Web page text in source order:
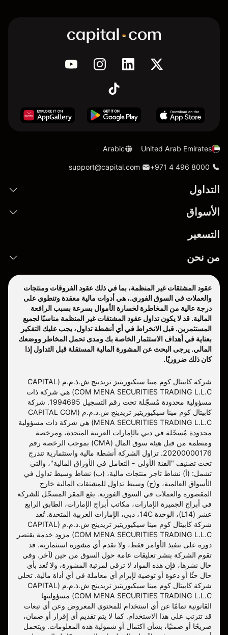
United Arab Emirates
Arabic
+971 4 496 8000
support@capital.com
التداول
الأسواق
التسعير
من نحن
عقود المشتقات غير المنظمة، بما في ذلك عقود الفروقات ومنتجات
والعملات في السوق الفوري.، هي أدوات مالية معقدة وتنطوي على
درجة عالية من المخاطرة لخسارة الأموال بسرعة بسبب الرافعة
المالية. قد لا يكون تداول عقود المشتقات غير المنظمة مناسبًا لجميع
المستثمرين. قبل الانخراط في أي أنشطة تداول، يجب عليك التفكير
بعناية في أهداف الاستثمار الخاصة بك ومدى تحمل المخاطر ووضعك
المالي. يرجى البحث عن المشورة المالية المستقلة قبل التداول إذا
كان ذلك ضروريًا.
شركة كابيتال كوم مينا سيكيوريتيز تريدينج ش.ذ.م.م (CAPITAL
COM MENA SECURITIES TRADING L.L.C) هي شركة ذات
مسؤولية محدودة مُسجّلة تحت رقم التسجيل 1994695. شركة
كابيتال كوم مينا سيكيوريتيز تريدينج ش.ذ.م.م (CAPITAL COM
MENA SECURITIES TRADING L.L.C) هي شركة ذات مسؤولية
محدودة مُسجّلة في دبي بالإمارات العربية المتحدة، ومرخصة
ومنظمة من قبل هيئة سوق المال (CMA) بموجب الرخصة رقم
20200000176. تزاول الشركة أنشطة مالية واستثمارية تندرج
تحت تصنيف "الفئة الأولى - التعامل في الأوراق المالية"، والتي
تشمل: (أ) نشاط تاجر منتجات مالية، (ب) نشاط وسيط تداول في
الأسواق العالمية، و(ج) وسيط تداول للمشتقات المالية خارج
المقصورة والعملات في السوق الفورية. يقع المقر المسجّل للشركة
في أبراج الجميرة الإمارات، مكاتب أبراج الإمارات، الطابق الرابع
عشر (L14)، الوحدة 14C، دبي، الإمارات العربية المتحدة. تُعد
شركة كابيتال كوم مينا سيكيوريتيز تريدينج ش.ذ.م.م (CAPITAL
COM MENA SECURITIES TRADING L.L.C) مزود خدمة يقتصر
دوره على تنفيذ الأوامر فقط، ولا تقدم أي مشورة استثمارية. قد
تقوم الشركة بنشر تعليقات عامة حول السوق من حين لآخر. وفي
حال نشرها، فإن هذه المواد لا ترقى لمرتبة المشورة، ولا تُعد بأي
حال حثًا أو دعوة أو توصية لإبرام أي معاملة في أي أداة مالية. تخلي
شركة كابيتال كوم مينا سيكيوريتيز تريدينج ش.ذ.م.م (CAPITAL
COM MENA SECURITIES TRADING L.L.C) مسؤوليتها
القانونية تمامًا عن أي استخدام للمحتوى المعروض وعن أي تبعات
قد تترتب على هذا الاستخدام. كما لا يتم تقديم أي إقرار أو ضمان،
صريحًا أو ضمنيًا، بشأن اكتمال أو شمولية هذه المعلومات. ويتحمل